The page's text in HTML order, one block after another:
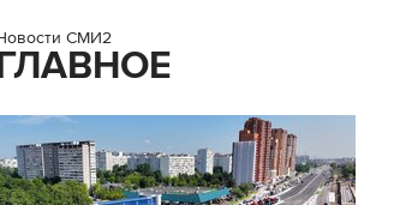
СМИ2